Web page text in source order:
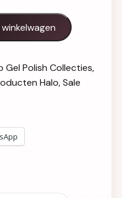
aantal
Gel Polish Collecties,
Halo,Sale